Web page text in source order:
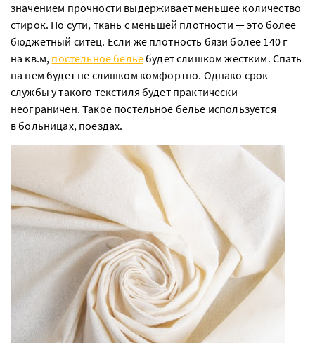
значением прочности выдерживает меньшее количество
стирок. По сути, ткань с меньшей плотности — это более
бюджетный ситец. Если же плотность бязи более 140 г
на кв.м, постельное бельебудет слишком жестким. Спать
на нем будет не слишком комфортно. Однако срок
службы у такого текстиля будет практически
неограничен. Такое постельное белье используется
в больницах, поездах.